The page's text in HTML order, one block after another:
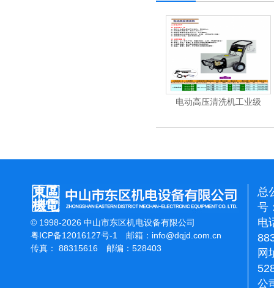
电动高压清洗机工业级
© 1998-2026 中山市东区机电设备有限公司
粤ICP备12016127号-1
邮箱： info@dqjd.com.cn
传真： 88315616 邮编：528403
总
号
电
网
公